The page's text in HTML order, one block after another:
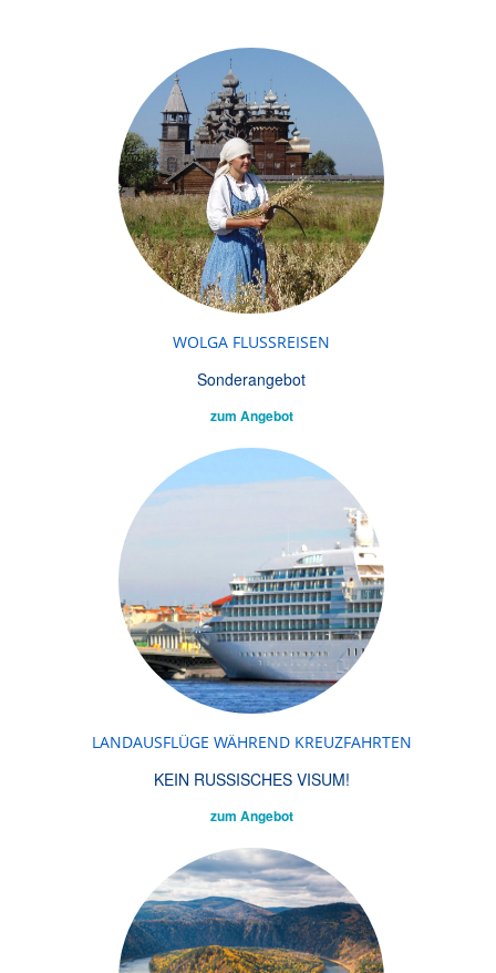
WOLGA FLUSSREISEN
Sonderangebot
zum Angebot
LANDAUSFLÜGE WÄHREND KREUZFAHRTEN
KEIN RUSSISCHES VISUM!
zum Angebot